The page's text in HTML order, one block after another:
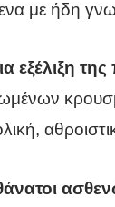
με ήδη
εξέλιξη